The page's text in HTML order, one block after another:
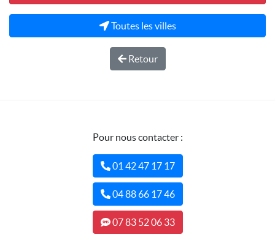
Toutes les villes
Retour
Pour nous contacter :
01 42 47 17 17
04 88 66 17 46
07 83 52 06 33